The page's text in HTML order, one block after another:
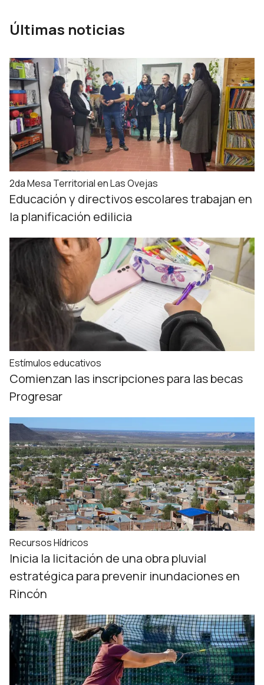
Últimas noticias
2da Mesa Territorial en Las Ovejas
Educación y directivos escolares trabajan en
la planificación edilicia
Estímulos educativos
Comienzan las inscripciones para las becas
Progresar
Recursos Hídricos
Inicia la licitación de una obra pluvial
estratégica para prevenir inundaciones en
Rincón